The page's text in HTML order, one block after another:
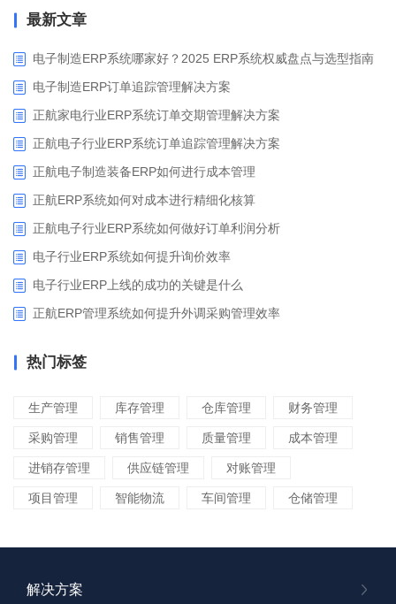
最新文章
电子制造ERP系统哪家好？2025 ERP系统权威盘点与选型指南
电子制造ERP订单追踪管理解决方案
正航家电行业ERP系统订单交期管理解决方案
正航电子行业ERP系统订单追踪管理解决方案
正航电子制造装备ERP如何进行成本管理
正航ERP系统如何对成本进行精细化核算
正航电子行业ERP系统如何做好订单利润分析
电子行业ERP系统如何提升询价效率
电子行业ERP上线的成功的关键是什么
正航ERP管理系统如何提升外调采购管理效率
热门标签
生产管理 库存管理 仓库管理 财务管理
采购管理 销售管理 质量管理 成本管理
进销存管理 供应链管理 对账管理
项目管理 智能物流 车间管理 仓储管理
解决方案